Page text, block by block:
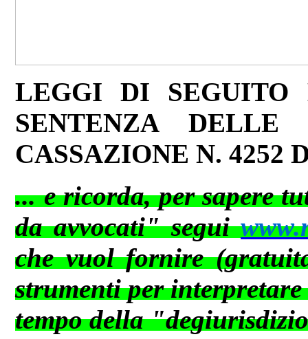
LEGGI DI
SENTENZA
CASSAZIONE N. 4252
... e ricorda, per sapere
da avvocati" segui
che vuol fornire
strumenti per
tempo della